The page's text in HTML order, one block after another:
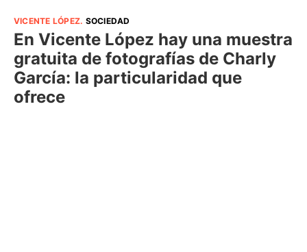
VICENTE LÓPEZ. SOCIEDAD
En Vicente López hay una muestra
gratuita de fotografías de Charly
García: la particularidad que
ofrece